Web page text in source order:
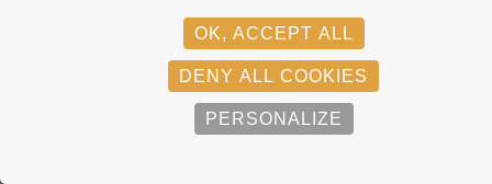
© Adagp, Paris, 2026
OK, ACCEPT ALL
DENY ALL COOKIES
PERSONALIZE